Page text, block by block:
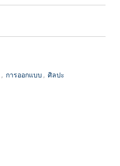
, การออกแบบ , ศิลปะ